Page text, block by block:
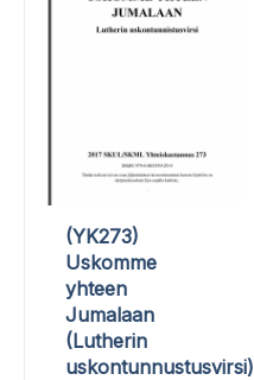
(YK273)
Uskomme
yhteen
Jumalaan
(Lutherin
uskontunnustusvirsi)